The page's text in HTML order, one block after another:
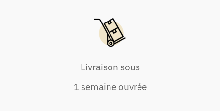
Livraison sous
1 semaine ouvrée